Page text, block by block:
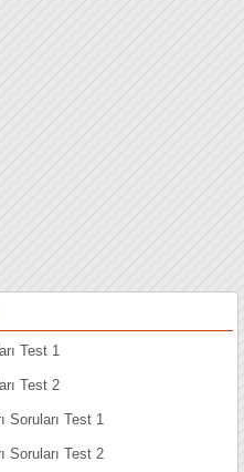
Test 1
Test 2
Soruları Test 1
Soruları Test 2